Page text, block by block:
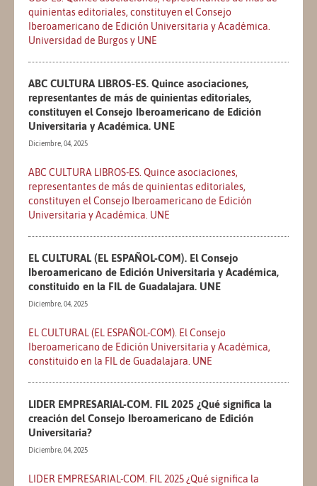
quinientas editoriales, constituyen el Consejo
Iberoamericano de Edición Universitaria y Académica.
Universidad de Burgos y UNE
ABC CULTURA LIBROS-ES. Quince asociaciones,
representantes de más de quinientas editoriales,
constituyen el Consejo Iberoamericano de Edición
Universitaria y Académica. UNE
Diciembre, 04, 2025
ABC CULTURA LIBROS-ES. Quince asociaciones,
representantes de más de quinientas editoriales,
constituyen el Consejo Iberoamericano de Edición
Universitaria y Académica. UNE
EL CULTURAL (EL ESPAÑOL-COM). El Consejo
Iberoamericano de Edición Universitaria y Académica,
constituido en la FIL de Guadalajara. UNE
Diciembre, 04, 2025
EL CULTURAL (EL ESPAÑOL-COM). El Consejo
Iberoamericano de Edición Universitaria y Académica,
constituido en la FIL de Guadalajara. UNE
LIDER EMPRESARIAL-COM. FIL 2025 ¿Qué significa la
creación del Consejo Iberoamericano de Edición
Universitaria?
Diciembre, 04, 2025
LIDER EMPRESARIAL-COM. FIL 2025 ¿Qué significa la